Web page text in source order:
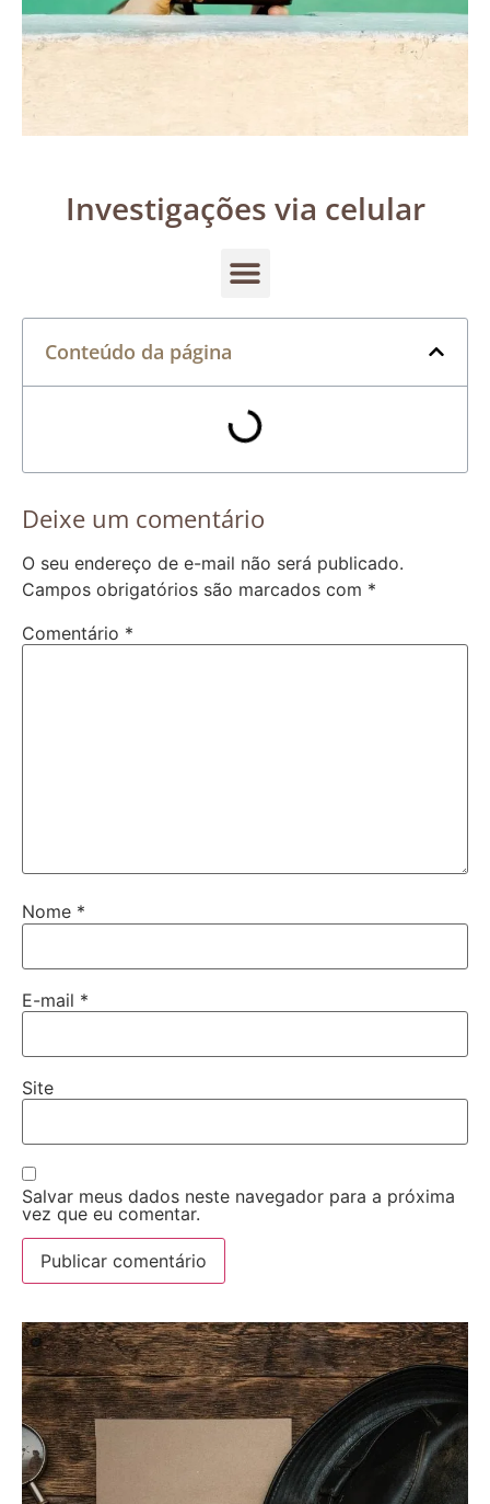
Investigações via celular
Conteúdo da página
Deixe um comentário
O seu endereço de e-mail não será publicado.
Campos obrigatórios são marcados com *
Comentário *
Nome *
E-mail *
Site
Salvar meus dados neste navegador para a próxima
vez que eu comentar.